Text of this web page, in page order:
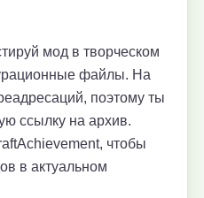
мод в творческом
файлы. На
поэтому ты
ссылку на архив.
чтобы
в актуальном